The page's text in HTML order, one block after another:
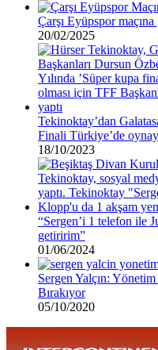
Çarşı Eyüpspor
20/02/2025
Tekinoktay’dan
Finali Türkiye’de
18/10/2023
“Sergen’i 1 telefon ile
getiririm”
01/06/2024
Sergen Yalçın:
Bırakıyor
05/10/2020